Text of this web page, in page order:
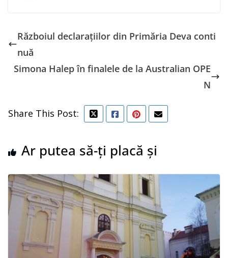
Războiul declarațiilor din Primăria Deva conti
nuă
Simona Halep în finalele de la Australian OPE
N
Share This Post:
Ar putea să-ți placă și